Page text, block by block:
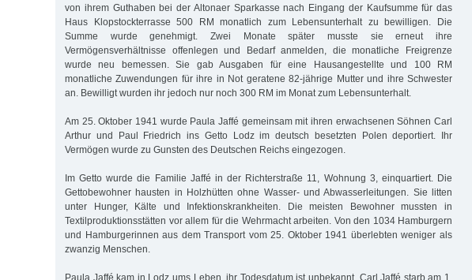
von ihrem Guthaben bei der Altonaer Sparkasse nach Eingang der Kaufsumme für das
Haus Klopstockterrasse 500 RM monatlich zum Lebensunterhalt zu bewilligen. Die
Summe wurde genehmigt. Zwei Monate später musste sie erneut ihre
Vermögensverhältnisse offenlegen und Bedarf anmelden, die monatliche Freigrenze
wurde neu bemessen. Sie gab Ausgaben für eine Hausangestellte und 100 RM
monatliche Zuwendungen für ihre in Not geratene 82-jährige Mutter und ihre Schwester
an. Bewilligt wurden ihr jedoch nur noch 300 RM im Monat zum Lebensunterhalt.
Am 25. Oktober 1941 wurde Paula Jaffé gemeinsam mit ihren erwachsenen Söhnen Carl
Arthur und Paul Friedrich ins Getto Lodz im deutsch besetzten Polen deportiert. Ihr
Vermögen wurde zu Gunsten des Deutschen Reichs eingezogen.
Im Getto wurde die Familie Jaffé in der Richterstraße 11, Wohnung 3, einquartiert. Die
Gettobewohner hausten in Holzhütten ohne Wasser- und Abwasserleitungen. Sie litten
unter Hunger, Kälte und Infektionskrankheiten. Die meisten Bewohner mussten in
Textilproduktionsstätten vor allem für die Wehrmacht arbeiten. Von den 1034 Hamburgern
und Hamburgerinnen aus dem Transport vom 25. Oktober 1941 überlebten weniger als
zwanzig Menschen.
Paula Jaffé kam in Lodz ums Leben, ihr Todesdatum ist unbekannt. Carl Jaffé starb am 1.